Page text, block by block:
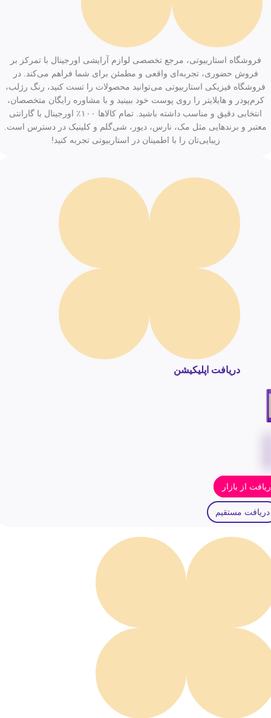
فروشگاه استاربیوتی، مرجع تخصصی لوازم آرایشی اورجینال با تمرکز بر
فروش حضوری، تجربه‌ای واقعی و مطمئن برای شما فراهم می‌کند. در
فروشگاه فیزیکی استاربیوتی می‌توانید محصولات را تست کنید، رنگ رژلب،
کرم‌پودر و هایلایتر را روی پوست خود ببینید و با مشاوره رایگان متخصصان،
انتخابی دقیق و مناسب داشته باشید. تمام کالاها ۱۰۰٪ اورجینال با گارانتی
معتبر و برندهایی مثل مک، نارس، دیور، شی‌گلم و کلینیک در دسترس است.
زیبایی‌تان را با اطمینان در استاربیوتی تجربه کنید!
دریافت اپلیکیشن
از بازار
دریافت مستقیم